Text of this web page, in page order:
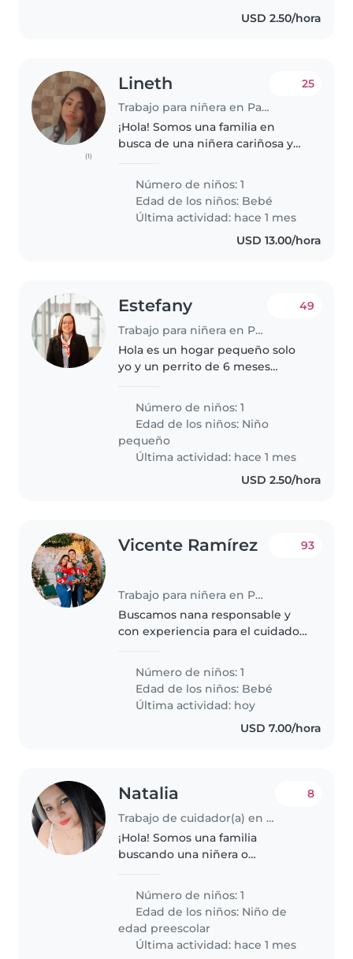
USD 2.50/hora
(1)
Lineth
Trabajo para niñera en Panamá
25
¡Hola! Somos una familia en
busca de una niñera cariñosa y
que es una mezcla de tranquilo y
lleno de energía. Buscamos a
alguien que se sienta cómoda..
Número de niños: 1
Edad de los niños: Bebé
Última actividad: hace 1 mes
USD 13.00/hora
Estefany
Trabajo para niñera en Panamá
49
Hola es un hogar pequeño solo
yo y un perrito de 6 meses
ayudarme medio tiempo en la
limpieza y cuidar a la mascota de
día de lunes a viernes.
Número de niños: 1
Edad de los niños: Niño
pequeño
Última actividad: hace 1 mes
USD 2.50/hora
Vicente Ramírez
Trabajo para niñera en Panamá
93
Buscamos nana responsable y
con experiencia para el cuidado
familiar y respetuoso. modalidad:
Interna o viajando. Ofrecemos:
Vacaciones pagadas. Pago de..
Número de niños: 1
Edad de los niños: Bebé
Última actividad: hoy
USD 7.00/hora
Natalia
Trabajo de cuidador(a) en Panamá
8
¡Hola! Somos una familia
buscando una niñera o
de preescolar. Nuestro hijo/a es
muy energético/a, cariñoso/a y
amigable. Necesitamos a alguien
que pueda..
Número de niños: 1
Edad de los niños: Niño de
edad preescolar
Última actividad: hace 1 mes